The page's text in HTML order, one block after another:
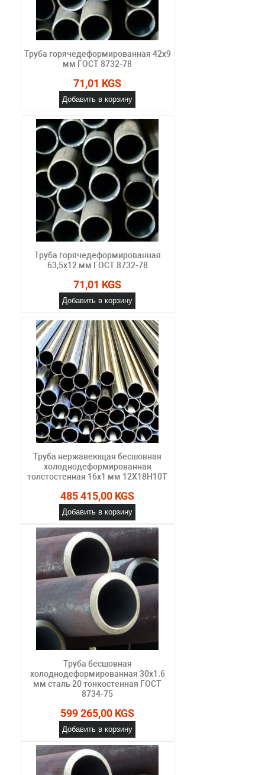
Труба горячедеформированная 42х9
мм ГОСТ 8732-78
71,01 KGS
Добавить в корзину
Труба горячедеформированная
63,5х12 мм ГОСТ 8732-78
71,01 KGS
Добавить в корзину
Труба нержавеющая бесшовная
холоднодеформированная
толстостенная 16х1 мм 12Х18Н10Т
485 415,00 KGS
Добавить в корзину
Труба бесшовная
холоднодеформированная 30х1.6
мм сталь 20 тонкостенная ГОСТ
8734-75
599 265,00 KGS
Добавить в корзину